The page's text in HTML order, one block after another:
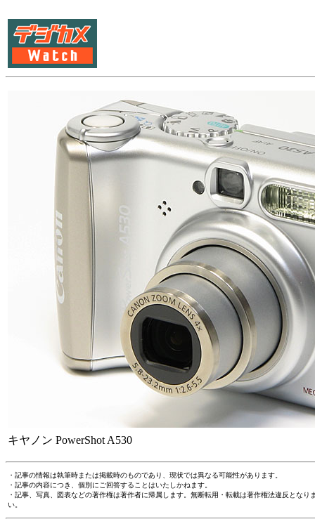
キヤノン PowerShot A530
・記事の情報は執筆時または掲載時のものであり、現状では異なる可能性があります。
・記事の内容につき、個別にご回答することはいたしかねます。
・記事、写真、図表などの著作権は著作者に帰属します。無断転用・転載は著作権法違反とな
い。